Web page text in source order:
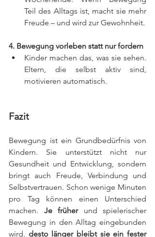
Teil des Alltags ist, macht sie mehr
Freude – und wird zur Gewohnheit.
4. Bewegung vorleben statt nur fordern
Kinder machen das, was sie sehen.
Eltern, die selbst aktiv sind,
motivieren automatisch.
Fazit
Bewegung ist ein Grundbedürfnis von
Kindern. Sie unterstützt nicht nur
Gesundheit und Entwicklung, sondern
bringt auch Freude, Verbindung und
Selbstvertrauen. Schon wenige Minuten
pro Tag können einen Unterschied
machen. Je früher und spielerischer
Bewegung in den Alltag eingebunden
wird, desto länger bleibt sie ein fester